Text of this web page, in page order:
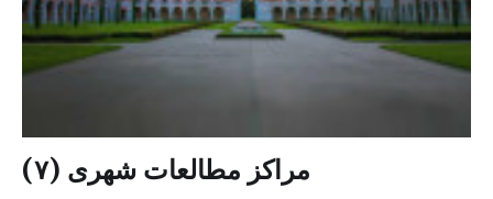
مراکز مطالعات شهری (۷)